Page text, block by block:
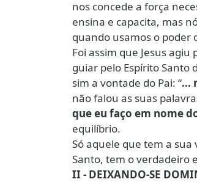
nos concede a força
ensina e capacita, mas
quando usamos o poder
Foi assim que Jesus
guiar pelo Espírito Santo
sim a vontade do Pai: “...
não falou as suas
que eu faço em nome
equilíbrio.
Só aquele que tem a
Santo, tem o verdadeiro
II - DEIXANDO-SE